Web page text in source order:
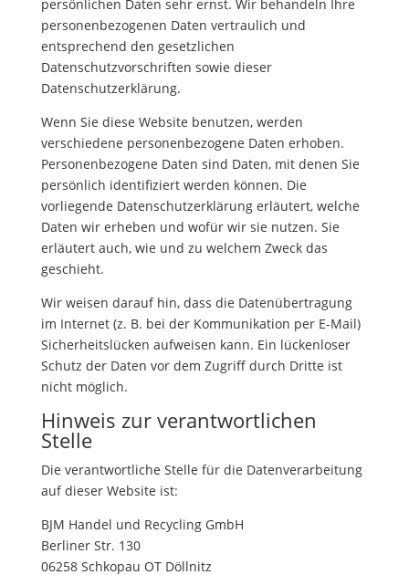
persönlichen Daten sehr ernst. Wir behandeln Ihre
personenbezogenen Daten vertraulich und
entsprechend den gesetzlichen
Datenschutzvorschriften sowie dieser
Datenschutzerklärung.
Wenn Sie diese Website benutzen, werden
verschiedene personenbezogene Daten erhoben.
Personenbezogene Daten sind Daten, mit denen Sie
persönlich identifiziert werden können. Die
vorliegende Datenschutzerklärung erläutert, welche
Daten wir erheben und wofür wir sie nutzen. Sie
erläutert auch, wie und zu welchem Zweck das
geschieht.
Wir weisen darauf hin, dass die Datenübertragung
im Internet (z. B. bei der Kommunikation per E-Mail)
Sicherheitslücken aufweisen kann. Ein lückenloser
Schutz der Daten vor dem Zugriff durch Dritte ist
nicht möglich.
Hinweis zur verantwortlichen
Stelle
Die verantwortliche Stelle für die Datenverarbeitung
auf dieser Website ist:
BJM Handel und Recycling GmbH
Berliner Str. 130
06258 Schkopau OT Döllnitz